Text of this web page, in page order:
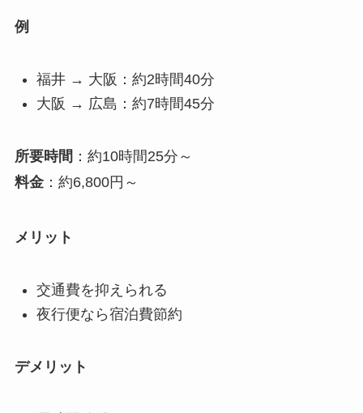
例
福井 → 大阪：約2時間40分
大阪 → 広島：約7時間45分
所要時間 ：約10時間25分～
料金：約6,800円～
メリット
交通費を抑えられる
夜行便なら宿泊費節約
デメリット